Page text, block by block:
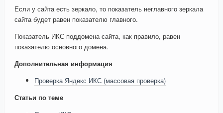
Если у сайта есть зеркало, то показатель неглавного зеркала
сайта будет равен показателю главного.
Показатель ИКС поддомена сайта, как правило, равен
показателю основного домена.
Дополнительная информация
Проверка Яндекс ИКС (массовая проверка)
Статьи по теме